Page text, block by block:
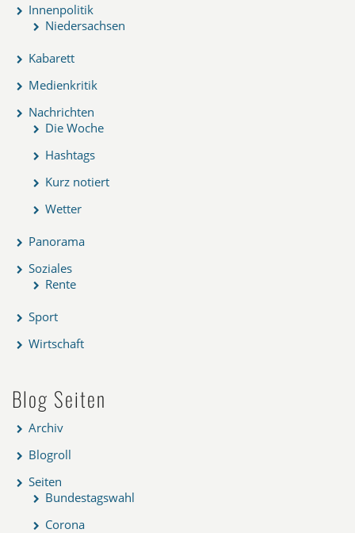
Innenpolitik
Niedersachsen
Kabarett
Medienkritik
Nachrichten
Die Woche
Hashtags
Kurz notiert
Wetter
Panorama
Soziales
Rente
Sport
Wirtschaft
Blog Seiten
Archiv
Blogroll
Seiten
Bundestagswahl
Corona